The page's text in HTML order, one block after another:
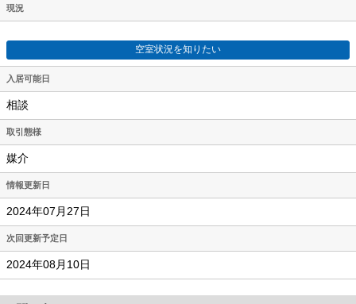
現況
空室状況を知りたい
入居可能日
相談
取引態様
媒介
情報更新日
2024年07月27日
次回更新予定日
2024年08月10日